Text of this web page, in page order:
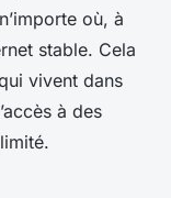
où, à
stable. Cela
vivent dans
à des